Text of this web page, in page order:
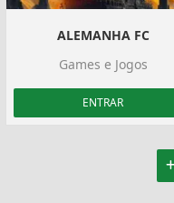
ALEMANHA FC
Games e Jogos
ENTRAR